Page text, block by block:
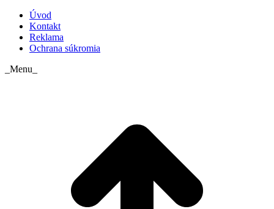
Úvod
Kontakt
Reklama
Ochrana súkromia
_Menu_